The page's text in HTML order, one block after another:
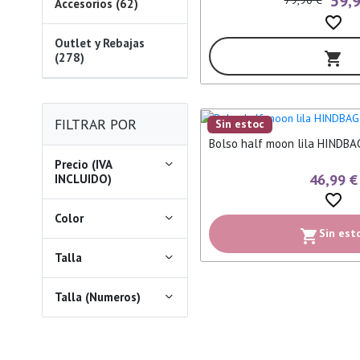
Accesorios (62)
Outlet y Rebajas
(278)
FILTRAR POR
Precio (IVA
INCLUIDO)
Color
Talla
Talla (Numeros)
favorite_border
shopping_cart
Bolso half moon lila
Sin estoc
46,99 €
favorite_border
shopping_cart Sin